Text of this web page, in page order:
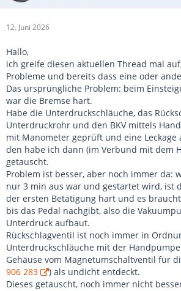
12. Juni 2026
Hallo,
ich greife diesen aktuellen Thread mal
Probleme und bereits dass eine oder
Das ursprüngliche Problem: beim
war die Bremse hart.
Habe die Unterdruckschläuche, das
Unterdruckrohr und den BKV mittels
mit Manometer geprüft und eine Leckage
den habe ich dann (im Verbund mit dem
getauscht.
Problem ist besser, aber noch immer da:
nur 3 min aus war und gestartet wird, ist
der ersten Betätigung hart und es
bis das Pedal nachgibt, also die
Unterdruck aufbaut.
Rückschlagventil ist noch immer in
Unterdruckschläuche mit der
Gehäuse vom Magnetumschaltventil für
906 283
) als undicht entdeckt.
Dieses getauscht, noch immer nicht